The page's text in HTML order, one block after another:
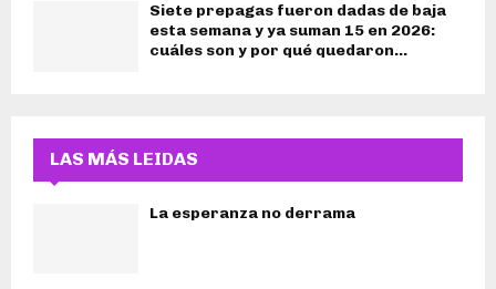
Siete prepagas fueron dadas de baja
esta semana y ya suman 15 en 2026:
cuáles son y por qué quedaron...
LAS MÁS LEIDAS
La esperanza no derrama